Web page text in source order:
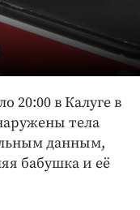
20:00 в Калуге в
тела
данным,
бабушка и её